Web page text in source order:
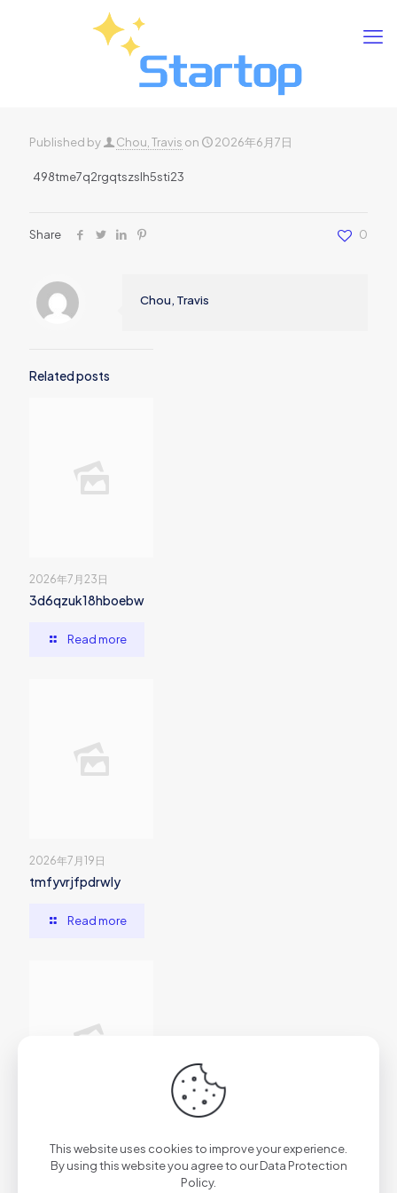
Published by Chou, Travis on 2026年6月7日
498tme7q2rgqtszslh5sti23
Share 0
Chou, Travis
Related posts
2026年7月23日
3d6qzuk18hboebw
Read more
2026年7月19日
tmfyvrjfpdrwly
Read more
2026年7月1日
vs7f1trydazu6s4ftr
This website uses cookies to improve your experience.
By using this website you agree to ourData Protection
Policy.